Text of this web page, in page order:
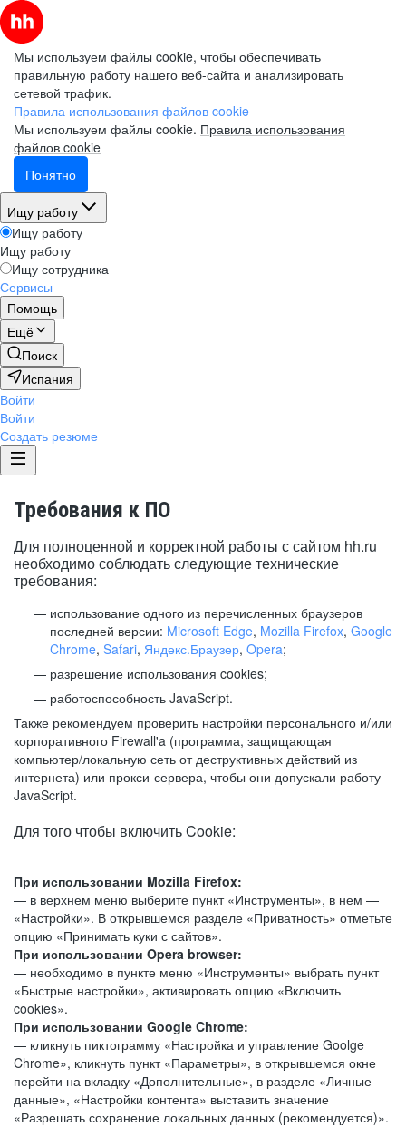
Мы используем файлы cookie, чтобы обеспечивать
правильную работу нашего веб-сайта и анализировать
сетевой трафик.
Правила использования файлов cookie
Мы используем файлы cookie. Правила использования
файлов cookie
Понятно
Ищу работу
Ищу работу
Ищу работу
Ищу сотрудника
Сервисы
Помощь
Ещё
Поиск
Испания
Войти
Войти
Создать резюме
Требования к ПО
Для полноценной и корректной работы с сайтом hh.ru
необходимо соблюдать следующие технические
требования:
использование одного из перечисленных браузеров
последней версии: Microsoft Edge, Mozilla Firefox, Google
Chrome, Safari, Яндекс.Браузер, Opera;
разрешение использования cookies;
работоспособность JavaScript.
Также рекомендуем проверить настройки персонального и/или
корпоративного Firewall'a (программа, защищающая
компьютер/локальную сеть от деструктивных действий из
интернета) или прокси-сервера, чтобы они допускали работу
JavaScript.
Для того чтобы включить Cookie:
При использовании Mozilla Firefox:
— в верхнем меню выберите пункт «Инструменты», в нем —
«Настройки». В открывшемся разделе «Приватность» отметьте
опцию «Принимать куки с сайтов».
При использовании Opera browser:
— необходимо в пункте меню «Инструменты» выбрать пункт
«Быстрые настройки», активировать опцию «Включить
cookies».
При использовании Google Chrome:
— кликнуть пиктограмму «Настройка и управление Goolge
Chrome», кликнуть пункт «Параметры», в открывшемся окне
перейти на вкладку «Дополнительные», в разделе «Личные
данные», «Настройки контента» выставить значение
«Разрешать сохранение локальных данных (рекомендуется)».